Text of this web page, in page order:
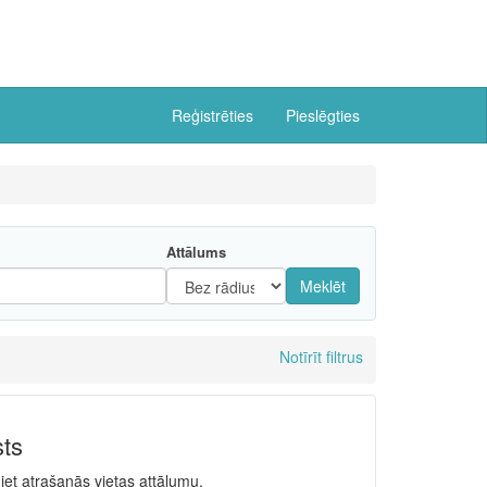
Reģistrēties Pieslēgties
Attālums
Meklēt
Notīrīt filtrus
atrašanās vietas attālumu.